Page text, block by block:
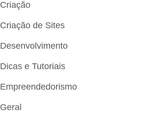
Criação
Criação de Sites
Desenvolvimento
Dicas e Tutoriais
Empreendedorismo
Geral